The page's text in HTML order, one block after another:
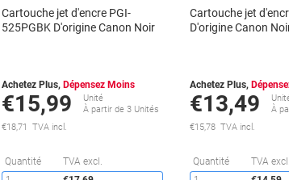
Cartouche jet d'encre PGI-
525PGBK D'origine Canon Noir
Achetez Plus, Dépensez Moins
€15,99
Unité
À partir de 3 Unités
€18,71 TVA incl.
Quantité TVA excl.
Économies
Cartouche jet
D'origine Canon
Achetez Plus,
€13,49
À
€15,78 TVA incl.
Quantité TVA excl.